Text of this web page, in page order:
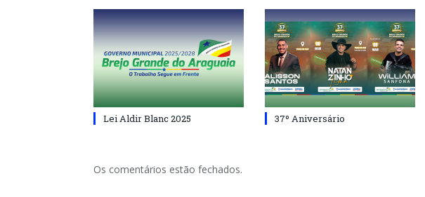
Lei Aldir Blanc 2025 37º Aniversário
Os comentários estão fechados.